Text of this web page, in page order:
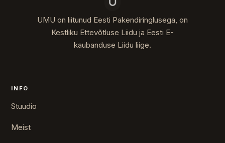
UMU on liitunud Eesti Pakendiringlusega, on
Kestliku Ettevõtluse Liidu ja Eesti E-
kaubanduse Liidu liige.
INFO
Stuudio
Meist